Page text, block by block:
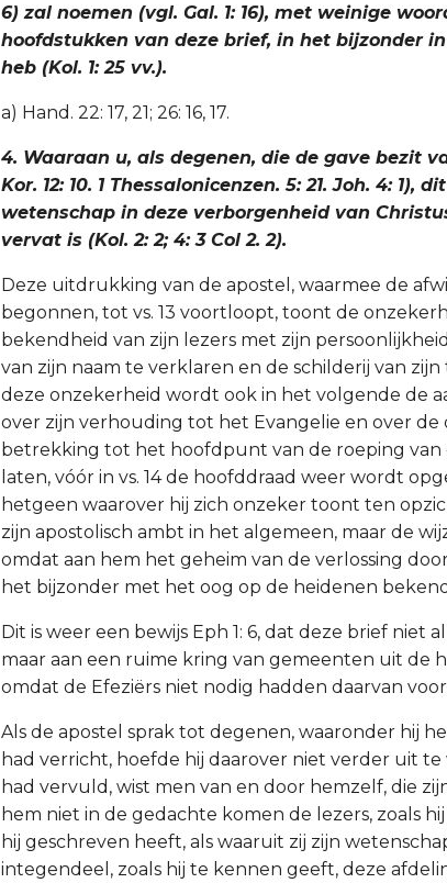
6) zal noemen (vgl. Gal. 1: 16), met weinige
hoofdstukken van deze brief, in het bijzonder in
heb (Kol. 1: 25 vv.).
a) Hand. 22: 17, 21; 26: 16, 17.
4. Waaraan u, als degenen, die de gave bezit
Kor. 12: 10. 1 Thessalonicenzen. 5: 21. Joh. 4:
wetenschap in deze verborgenheid van
vervat is (Kol. 2: 2; 4: 3 Col 2. 2).
Deze uitdrukking van de apostel, waarmee de
begonnen, tot vs. 13 voortloopt, toont de
bekendheid van zijn lezers met zijn
van zijn naam te verklaren en de schilderij van
deze onzekerheid wordt ook in het volgende de
over zijn verhouding tot het Evangelie en over
betrekking tot het hoofdpunt van de roeping
laten, vóór in vs. 14 de hoofddraad weer wordt
hetgeen waarover hij zich onzeker toont ten
zijn apostolisch ambt in het algemeen, maar de
omdat aan hem het geheim van de verlossing
het bijzonder met het oog op de heidenen
Dit is weer een bewijs Eph 1: 6, dat deze brief niet
maar aan een ruime kring van gemeenten uit de
omdat de Efeziërs niet nodig hadden daarvan
Als de apostel sprak tot degenen, waaronder hij
had verricht, hoefde hij daarover niet verder uit
had vervuld, wist men van en door hemzelf, die
hem niet in de gedachte komen de lezers, zoals
hij geschreven heeft, als waaruit zij zijn
integendeel, zoals hij te kennen geeft, deze